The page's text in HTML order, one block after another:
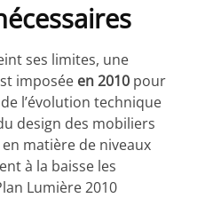
ses limites, une
imposée en 2010 pour
l’évolution technique
design des mobiliers
matière de niveaux
à la baisse les
Lumière 2010